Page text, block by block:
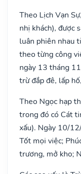
Theo Lịch Vạn
nhị khách), được
luân phiên nhau
theo từng công
ngày 13 tháng
trừ đắp đê, lấp
Theo Ngọc hạp
trong đó có Cát
xấu). Ngày 10/
Tốt mọi việc;
trương, mở kho;